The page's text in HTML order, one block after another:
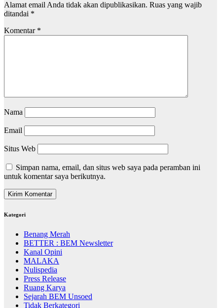
Alamat email Anda tidak akan dipublikasikan. Ruas yang wajib
ditandai *
Komentar *
Nama
Email
Situs Web
Simpan nama, email, dan situs web saya pada peramban ini
untuk komentar saya berikutnya.
Kategori
Benang Merah
BETTER : BEM Newsletter
Kanal Opini
MALAKA
Nulispedia
Press Release
Ruang Karya
Sejarah BEM Unsoed
Tidak Berkategori